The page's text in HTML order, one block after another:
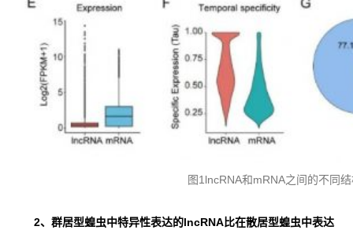
图1lncRNA和mRNA之间的不同
2、群居型蝗虫中特异性表达的lncRNA比在散居型蝗虫中表达